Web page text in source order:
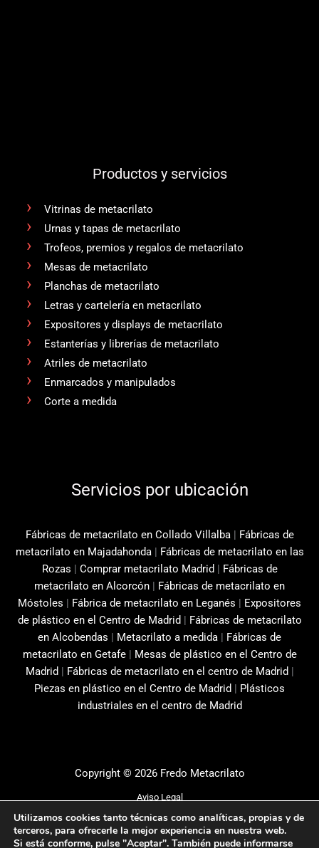
Productos y servicios
Vitrinas de metacrilato
Urnas y tapas de metacrilato
Trofeos, premios y regalos de metacrilato
Mesas de metacrilato
Planchas de metacrilato
Letras y cartelería en metacrilato
Expositores y displays de metacrilato
Estanterías y librerías de metacrilato
Atriles de metacrilato
Enmarcados y manipulados
Corte a medida
Servicios por ubicación
Fábricas de metacrilato en Collado Villalba| Fábricas de
metacrilato en Majadahonda| Fábricas de metacrilato en las
Rozas | Comprar metacrilato Madrid | Fábricas de
metacrilato en Alcorcón | Fábricas de metacrilato en
Móstoles | Fábrica de metacrilato en Leganés | Expositores
de plástico en el Centro de Madrid | Fábricas de metacrilato
en Alcobendas | Metacrilato a medida | Fábricas de
metacrilato en Getafe| Mesas de plástico en el Centro de
Madrid | Fábricas de metacrilato en el centro de Madrid |
Piezas en plástico en el Centro de Madrid | Plásticos
industriales en el centro de Madrid
Copyright © 2026 Fredo Metacrilato
Aviso Legal
Política de privacidad
Política de cookies
Utilizamos cookies tanto técnicas como analíticas, propias y de
terceros, para ofrecerle la mejor experiencia en nuestra web.
Si está conforme, pulse "Aceptar". También puede informarse